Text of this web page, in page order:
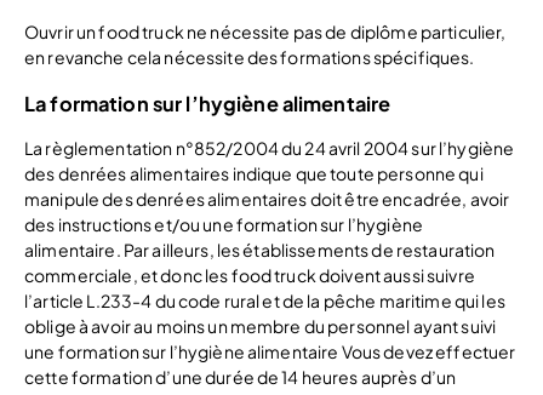
Ouvrir un food truck ne nécessite pas de diplôme particulier,
en revanche cela nécessite des formations spécifiques.
La formation sur l’hygiène alimentaire
La règlementation n°852/2004 du 24 avril 2004 sur l’hygiène
des denrées alimentaires indique que toute personne qui
manipule des denrées alimentaires doit être encadrée, avoir
des instructions et/ou une formation sur l’hygiène
alimentaire. Par ailleurs, les établissements de restauration
commerciale, et donc les food truck doivent aussi suivre
l’article L.233-4 du code rural et de la pêche maritime qui les
oblige à avoir au moins un membre du personnel ayant suivi
une formation sur l’hygiène alimentaire Vous devez effectuer
cette formation d’une durée de 14 heures auprès d’un